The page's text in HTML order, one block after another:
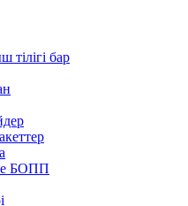
тілігі бар
БОПП